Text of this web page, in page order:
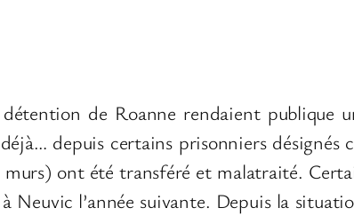
de Roanne rendaient publique
depuis certains prisonniers désignés
ont été transféré et malatraité.
l’année suivante. Depuis la